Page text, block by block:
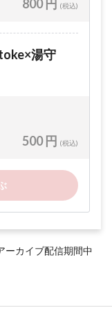
800 円 (税込)
湯守
500 円 (税込)
ーカイブ配信期間中